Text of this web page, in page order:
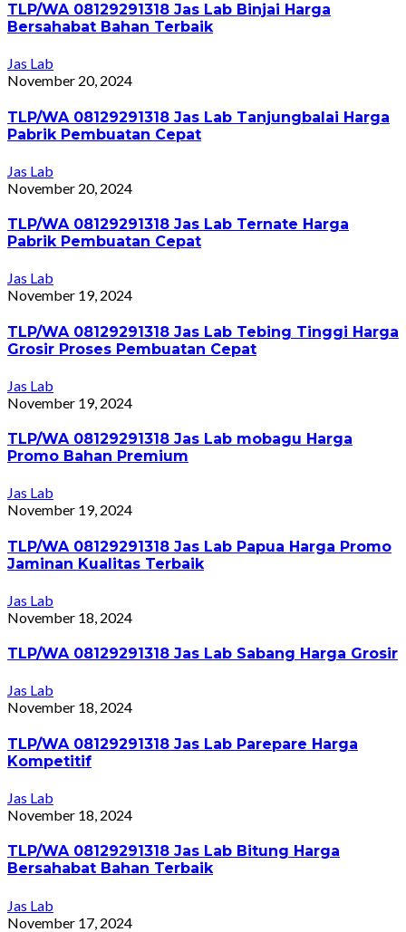
TLP/WA 08129291318 Jas Lab Binjai Harga
Bersahabat Bahan Terbaik
Jas Lab
November 20, 2024
TLP/WA 08129291318 Jas Lab Tanjungbalai Harga
Pabrik Pembuatan Cepat
Jas Lab
November 20, 2024
TLP/WA 08129291318 Jas Lab Ternate Harga
Pabrik Pembuatan Cepat
Jas Lab
November 19, 2024
TLP/WA 08129291318 Jas Lab Tebing Tinggi Harga
Grosir Proses Pembuatan Cepat
Jas Lab
November 19, 2024
TLP/WA 08129291318 Jas Lab mobagu Harga
Promo Bahan Premium
Jas Lab
November 19, 2024
TLP/WA 08129291318 Jas Lab Papua Harga Promo
Jaminan Kualitas Terbaik
Jas Lab
November 18, 2024
TLP/WA 08129291318 Jas Lab Sabang Harga Grosir
Jas Lab
November 18, 2024
TLP/WA 08129291318 Jas Lab Parepare Harga
Kompetitif
Jas Lab
November 18, 2024
TLP/WA 08129291318 Jas Lab Bitung Harga
Bersahabat Bahan Terbaik
Jas Lab
November 17, 2024